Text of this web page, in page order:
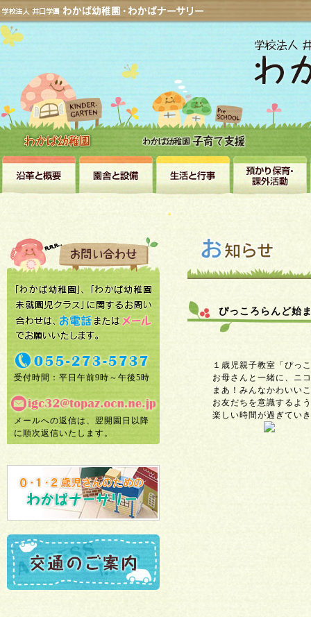
受付時間：平日午前9時～午後5時
メールへの返信は、翌開園日以降
に順次返信いたします。
ぴっころらんど始
１歳児親子教室「ぴっこ
お母さんと一緒に、ニコ
まあ！みんなかわいいこ
お友だちを意識するよう
楽しい時間が過ぎていき